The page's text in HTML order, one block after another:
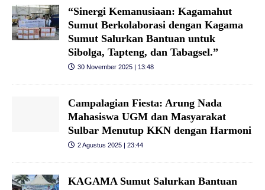
“Sinergi Kemanusiaan: Kagamahut
Sumut Berkolaborasi dengan Kagama
Sumut Salurkan Bantuan untuk
Sibolga, Tapteng, dan Tabagsel.”
30 November 2025 | 13:48
Campalagian Fiesta: Arung Nada
Mahasiswa UGM dan Masyarakat
Sulbar Menutup KKN dengan Harmoni
2 Agustus 2025 | 23:44
KAGAMA Sumut Salurkan Bantuan